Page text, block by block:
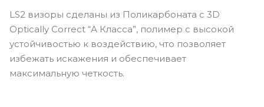
LS2 визоры сделаны из Поликарбоната с 3D
Optically Correct “А Класса”, полимер с высокой
устойчивостью к воздействию, что позволяет
избежать искажения и обеспечивает
максимальную четкость.